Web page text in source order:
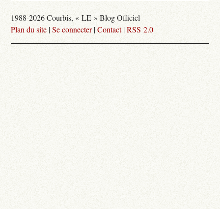
1988-2026 Courbis, « LE » Blog Officiel
Plan du site |Se connecter|Contact|RSS 2.0